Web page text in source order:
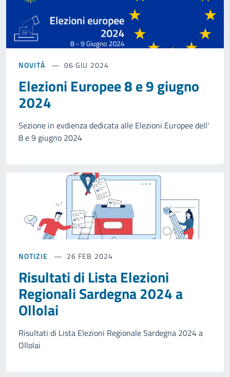
NOVITÀ 06 GIU 2024
Elezioni Europee 8 e 9 giugno
2024
Sezione in evdienza dedicata alle Elezioni Europee dell'
8 e 9 giugno 2024
NOTIZIE 26 FEB 2024
Risultati di Lista Elezioni
Regionali Sardegna 2024 a
Ollolai
Risultati di Lista Elezioni Regionale Sardegna 2024 a
Ollolai